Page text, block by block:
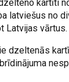
kartīti
latviešus no
Latvijas vārtus.
dzeltenās